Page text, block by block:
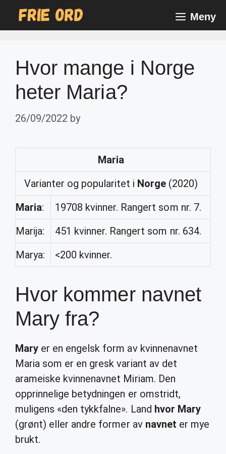
Meny
Hvor mange i Norge
heter Maria?
26/09/2022 by
Maria
Varianter og popularitet i Norge (2020)
Maria:
19708 kvinner. Rangert som nr. 7.
Marija:
451 kvinner. Rangert som nr. 634.
Marya:
<200 kvinner.
Hvor kommer navnet
Mary fra?
Mary er en engelsk form av kvinnenavnet
Maria som er en gresk variant av det
arameiske kvinnenavnet Miriam. Den
opprinnelige betydningen er omstridt,
muligens «den tykkfalne». Land hvor Mary
(grønt) eller andre former av navnet er mye
brukt.